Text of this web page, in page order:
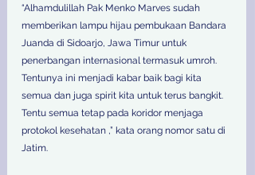
“Alhamdulillah Pak Menko Marves sudah
memberikan lampu hijau pembukaan Bandara
Juanda di Sidoarjo, Jawa Timur untuk
penerbangan internasional termasuk umroh.
Tentunya ini menjadi kabar baik bagi kita
semua dan juga spirit kita untuk terus bangkit.
Tentu semua tetap pada koridor menjaga
protokol kesehatan ,” kata orang nomor satu di
Jatim.